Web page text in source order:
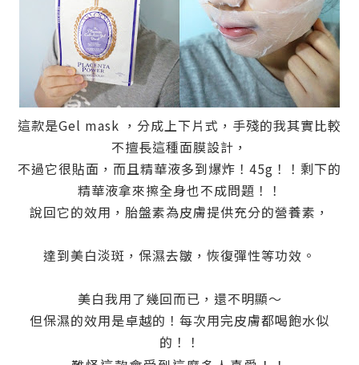
這款是Gel mask ，分成上下片式，手殘的我其實比較
不擅長這種面膜設計，
不過它很貼面，而且精華液多到爆炸！45g！！剩下的
精華液拿來擦全身也不成問題！！
說回它的效用，胎盤素為皮膚提供充分的營養素，
達到美白淡斑，保濕去皺，恢復彈性等功效。
美白我用了幾回而已，還不明顯～
但保濕的效用是卓越的！每次用完皮膚都喝飽水似
的！！